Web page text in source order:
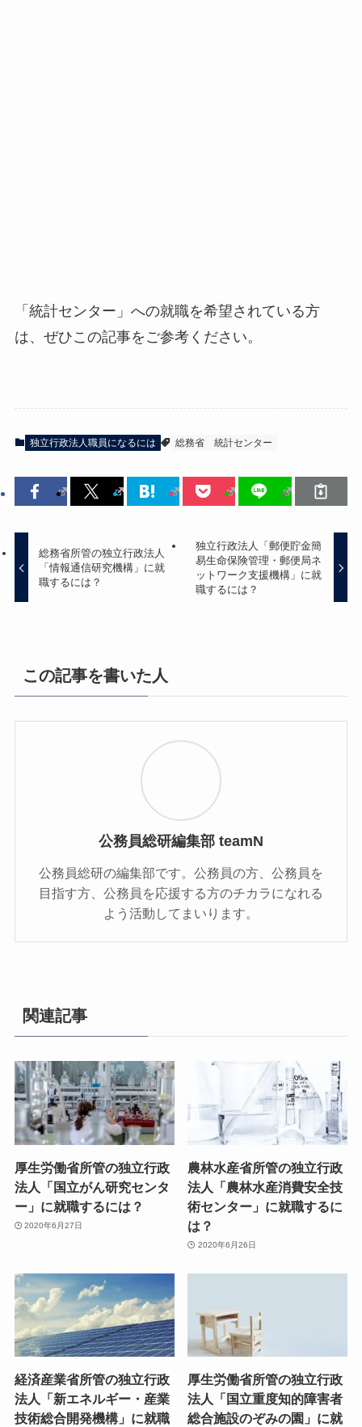
「統計センター」への就職を希望されている方
は、ぜひこの記事をご参考ください。
独立行政法人職員になるには 総務省 統計センター
総務省所管の独立行政法人
「情報通信研究機構」に就
職するには？
独立行政法人「郵便貯金簡
易生命保険管理・郵便局ネ
ットワーク支援機構」に就
職するには？
この記事を書いた人
公務員総研編集部 teamN
公務員総研の編集部です。公務員の方、公務員を
目指す方、公務員を応援する方のチカラになれる
よう活動してまいります。
関連記事
厚生労働省所管の独立行政
法人「国立がん研究センタ
ー」に就職するには？
2020年6月27日
農林水産省所管の独立行政
法人「農林水産消費安全技
術センター」に就職するに
は？
2020年6月26日
経済産業省所管の独立行政
法人「新エネルギー・産業
技術総合開発機構」に就職
厚生労働省所管の独立行政
法人「国立重度知的障害者
総合施設のぞみの園」に就